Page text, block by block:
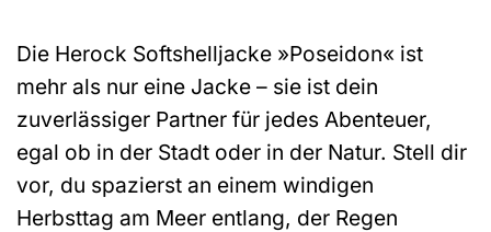
Die Herock Softshelljacke »Poseidon« ist
mehr als nur eine Jacke – sie ist dein
zuverlässiger Partner für jedes Abenteuer,
egal ob in der Stadt oder in der Natur. Stell dir
vor, du spazierst an einem windigen
Herbsttag am Meer entlang, der Regen